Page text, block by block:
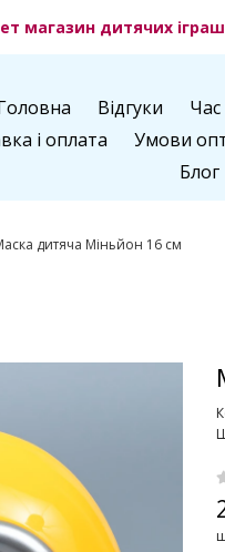
магазин дитячих
Відгуки
і оплата
Умови
Блог
дитяча Міньйон 16 см